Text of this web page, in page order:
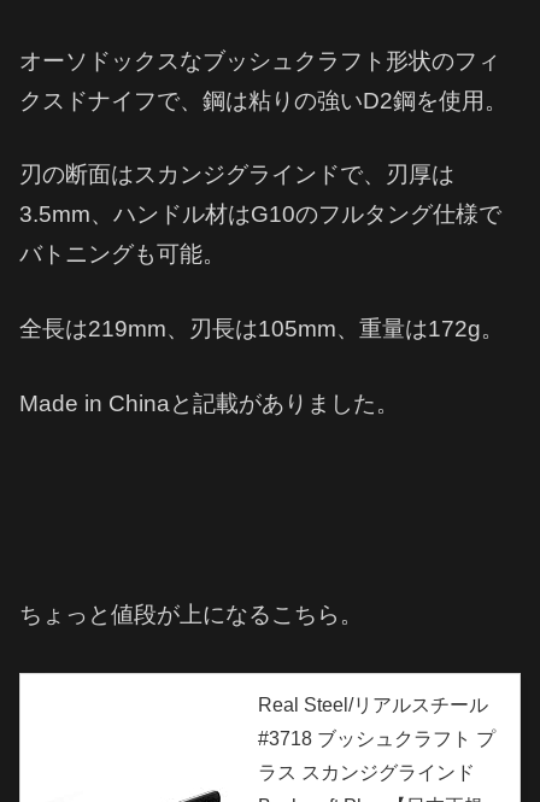
オーソドックスなブッシュクラフト形状のフィ
クスドナイフで、鋼は粘りの強いD2鋼を使用。
刃の断面はスカンジグラインドで、刃厚は
3.5mm、ハンドル材はG10のフルタング仕様で
バトニングも可能。
全長は219mm、刃長は105mm、重量は172g。
Made in Chinaと記載がありました。
ちょっと値段が上になるこちら。
Real Steel/リアルスチール
#3718 ブッシュクラフト プ
ラス スカンジグラインド